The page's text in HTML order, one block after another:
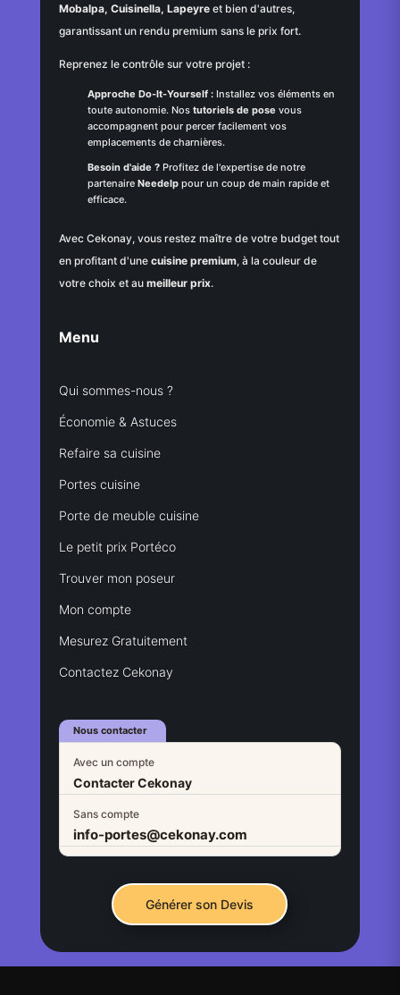
Mobalpa, Cuisinella, Lapeyreet bien d'autres,
garantissant un rendu premium sans le prix fort.
Reprenez le contrôle sur votre projet :
Approche Do-It-Yourself :Installez vos éléments en
toute autonomie. Nos tutoriels de pose vous
accompagnent pour percer facilement vos
emplacements de charnières.
Besoin d'aide ?Profitez de l'expertise de notre
partenaire Needelppour un coup de main rapide et
efficace.
Avec Cekonay, vous restez maître de votre budget tout
en profitant d'une cuisine premium, à la couleur de
votre choix et au meilleur prix.
Menu
Qui sommes-nous ?
Économie & Astuces
Refaire sa cuisine
Portes cuisine
Porte de meuble cuisine
Le petit prix Portéco
Trouver mon poseur
Mon compte
Mesurez Gratuitement
Contactez Cekonay
Nous contacter
Avec un compte
Contacter Cekonay
Sans compte
info-portes@cekonay.com
Générer son Devis